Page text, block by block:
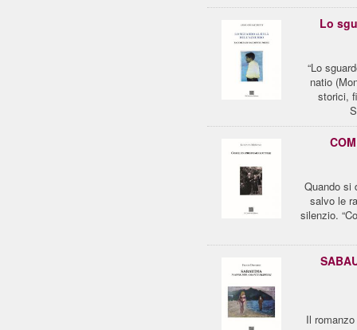
Lo
“Lo
natio
storici,
Quando si
salvo le
silenzio.
Il